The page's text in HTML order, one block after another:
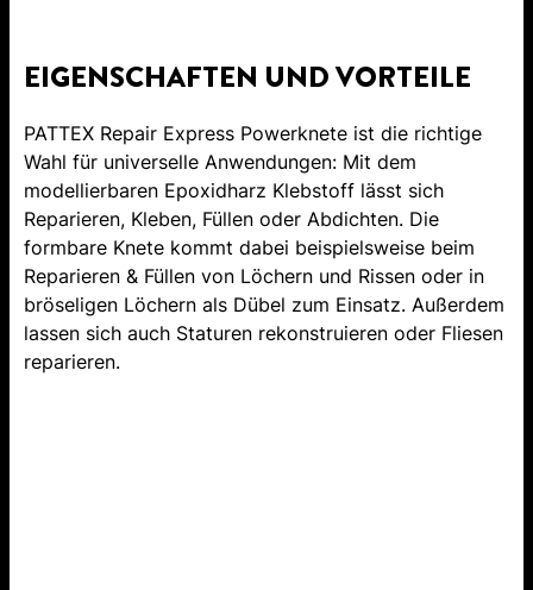
EIGENSCHAFTEN UND VORTEILE
PATTEX Repair Express Powerknete ist die richtige
Wahl für universelle Anwendungen: Mit dem
modellierbaren Epoxidharz Klebstoff lässt sich
Reparieren, Kleben, Füllen oder Abdichten. Die
formbare Knete kommt dabei beispielsweise beim
Reparieren & Füllen von Löchern und Rissen oder in
bröseligen Löchern als Dübel zum Einsatz. Außerdem
lassen sich auch Staturen rekonstruieren oder Fliesen
reparieren.